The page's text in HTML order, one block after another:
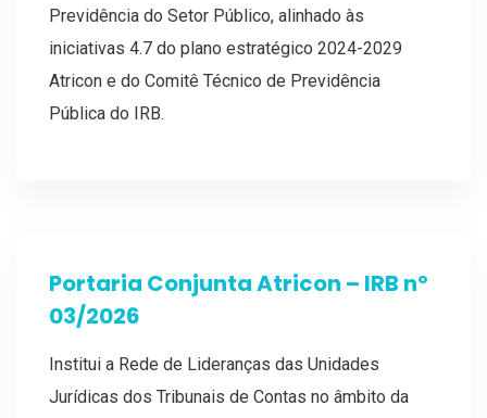
Previdência do Setor Público, alinhado às
iniciativas 4.7 do plano estratégico 2024-2029
Atricon e do Comitê Técnico de Previdência
Pública do IRB.
Portaria Conjunta Atricon – IRB nº
03/2026
Institui a Rede de Lideranças das Unidades
Jurídicas dos Tribunais de Contas no âmbito da